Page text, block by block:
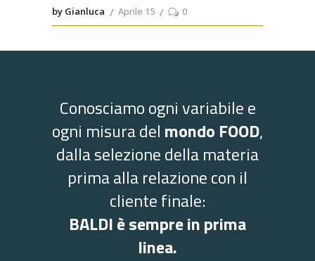
by Gianluca Aprile 15 0
Conosciamo ogni variabile e
ogni misura del mondo FOOD,
dalla selezione della materia
prima alla relazione con il
cliente finale:
BALDI è sempre in prima
linea.